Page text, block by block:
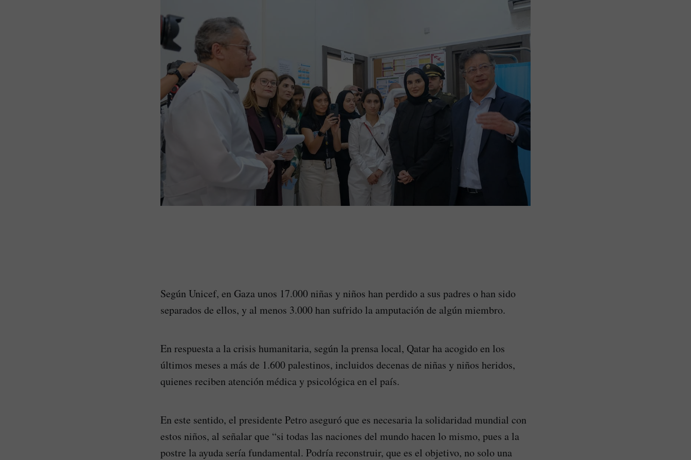
Según Unicef, en Gaza unos 17.000 niñas y niños han perdido a sus padres o han sido
separados de ellos, y al menos 3.000 han sufrido la amputación de algún miembro.
En respuesta a la crisis humanitaria, según la prensa local, Qatar ha acogido en los
últimos meses a más de 1.600 palestinos, incluidos decenas de niñas y niños heridos,
quienes reciben atención médica y psicológica en el país.
En este sentido, el presidente Petro aseguró que es necesaria la solidaridad mundial con
estos niños, al señalar que “si todas las naciones del mundo hacen lo mismo, pues a la
postre la ayuda sería fundamental. Podría reconstruir, que es el objetivo, no solo una